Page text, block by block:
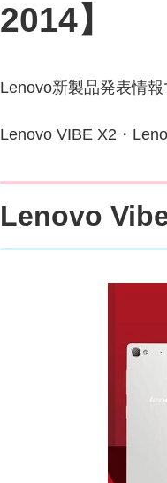
2014】
Lenovo新製品発表情報
Lenovo VIBE X2・
Lenovo